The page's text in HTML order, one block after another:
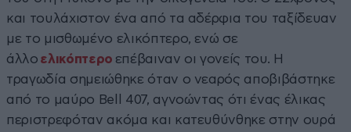
και τουλάχιστον ένα από τα αδέρφια του ταξίδευαν
με το μισθωμένο ελικόπτερο, ενώ σε
άλλο ελικόπτερο επέβαιναν οι γονείς του. Η
τραγωδία σημειώθηκε όταν ο νεαρός αποβιβάστηκε
από το μαύρο Bell 407, αγνοώντας ότι ένας έλικας
περιστρεφόταν ακόμα και κατευθύνθηκε στην ουρά